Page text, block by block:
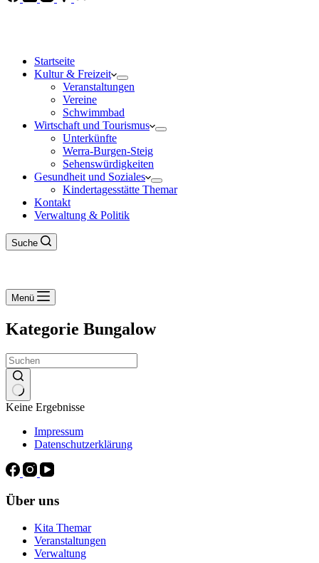
Startseite
Kultur & Freizeit
Veranstaltungen
Vereine
Schwimmbad
Wirtschaft und Tourismus
Unterkünfte
Werra-Burgen-Steig
Sehenswürdigkeiten
Gesundheit und Soziales
Kindertagesstätte Themar
Kontakt
Verwaltung & Politik
Suche
Menü
Kategorie Bungalow
Keine Ergebnisse
Impressum
Datenschutzerklärung
Über uns
Kita Themar
Veranstaltungen
Verwaltung